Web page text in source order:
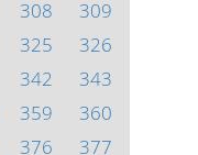
308
309
325
326
342
343
359
360
376
377